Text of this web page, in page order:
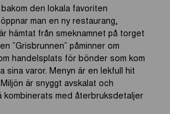
den lokala favoriten
man en ny restaurang,
hämtat från smeknamnet på torget
”Grisbrunnen” påminner om
handelsplats för bönder som kom
sina varor. Menyn är en lekfull hit
är snyggt avskalat och
kombinerats med återbruksdetaljer